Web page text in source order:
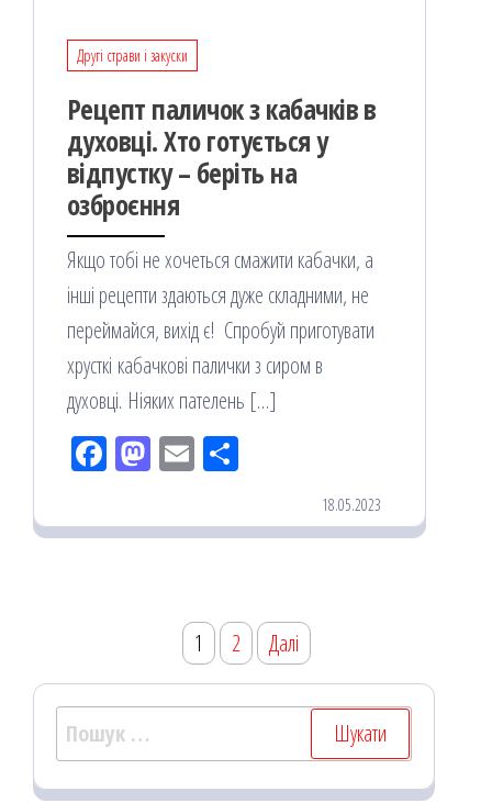
Другі страви і закуски
Рецепт паличок з кабачків в
духовці. Хто готується у
відпустку – беріть на
озброєння
Якщо тобі не хочеться смажити кабачки, а
інші рецепти здаються дуже складними, не
переймайся, вихід є! Спробуй приготувати
хрусткі кабачкові палички з сиром в
духовці. Ніяких пателень […]
Fac
oo
M
od
Em
ит 18.05.2023
записів
1 2 Далі
Пошук: